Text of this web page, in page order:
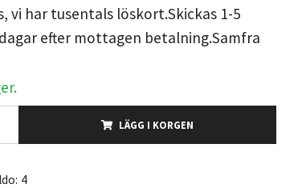
vi har tusentals löskort.Skickas 1-5
efter mottagen betalning.Samfra
LÄGG I KORGEN
4